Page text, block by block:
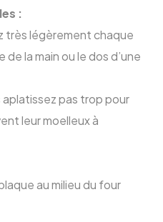
:
très légèrement chaque
de la main ou le dos d’une
aplatissez pas trop pour
leur moelleux à
au milieu du four